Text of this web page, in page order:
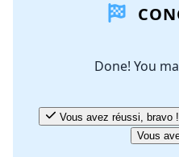
Ajouter un
Done! You
Vous avez réussi, bravo
Vous